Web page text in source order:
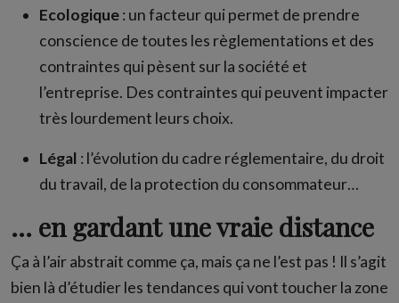
Ecologique: un facteur qui permet de prendre
conscience de toutes les règlementations et des
contraintes qui pèsent sur la société et
l’entreprise. Des contraintes qui peuvent impacter
très lourdement leurs choix.
Légal : l’évolution du cadre réglementaire, du droit
du travail, de la protection du consommateur…
… en gardant une vraie distance
Ça à l’air abstrait comme ça, mais ça ne l’est pas ! Il s’agit
bien là d’étudier les tendances qui vont toucher la zone